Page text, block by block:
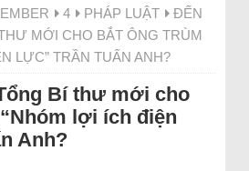
4 PHÁP LUẬT
ĐẾN
MỚI CHO BẮT ÔNG TRÙM
LỰC” TRẦN TUẤN ANH?
Bí thư mới cho
lợi ích điện
Anh?